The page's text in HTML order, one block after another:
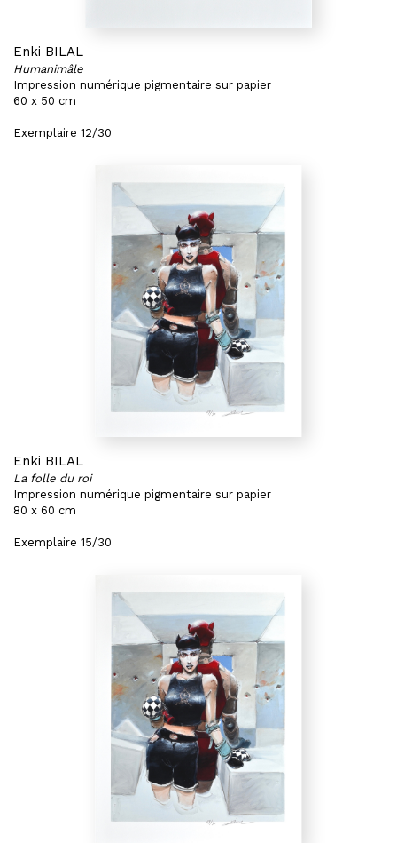
Enki BILAL
Humanimâle
Impression numérique pigmentaire sur papier
60 x 50 cm
Exemplaire 12/30
Enki BILAL
La folle du roi
Impression numérique pigmentaire sur papier
80 x 60 cm
Exemplaire 15/30